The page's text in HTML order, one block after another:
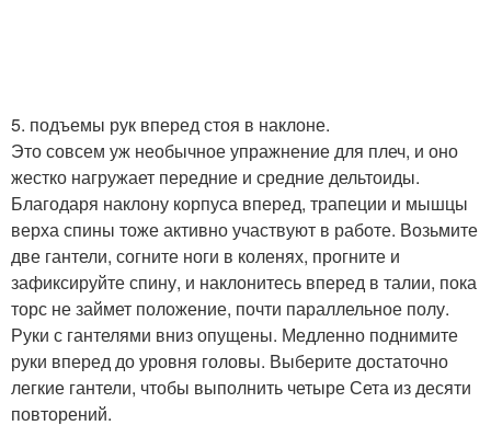
5. подъемы рук вперед стоя в наклоне.
Это совсем уж необычное упражнение для плеч, и оно
жестко нагружает передние и средние дельтоиды.
Благодаря наклону корпуса вперед, трапеции и мышцы
верха спины тоже активно участвуют в работе. Возьмите
две гантели, согните ноги в коленях, прогните и
зафиксируйте спину, и наклонитесь вперед в талии, пока
торс не займет положение, почти параллельное полу.
Руки с гантелями вниз опущены. Медленно поднимите
руки вперед до уровня головы. Выберите достаточно
легкие гантели, чтобы выполнить четыре Сета из десяти
повторений.